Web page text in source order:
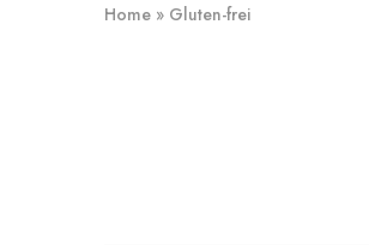
Home » Gluten-frei